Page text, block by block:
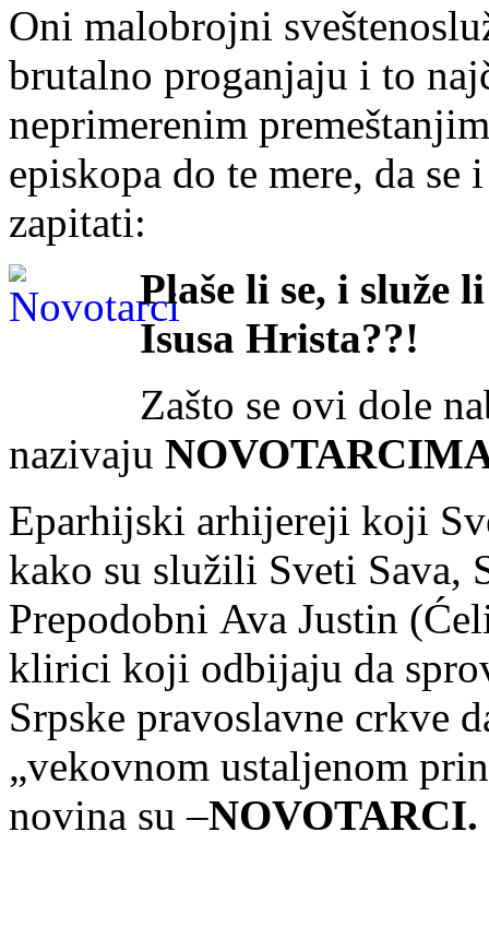
Oni malobrojni
brutalno proganjaju i to
neprimerenim
episkopa do te mere, da
zapitati:
Plaše li se, i služe
Isusa Hrista??!
Zašto se ovi dole
nazivaju
Eparhijski arhijereji koji
kako su služili Sveti
Prepodobni Ava Justin
klirici koji odbijaju da
Srpske pravoslavne crkve
„vekovnom ustaljenom
novina su –NOVOTARCI.